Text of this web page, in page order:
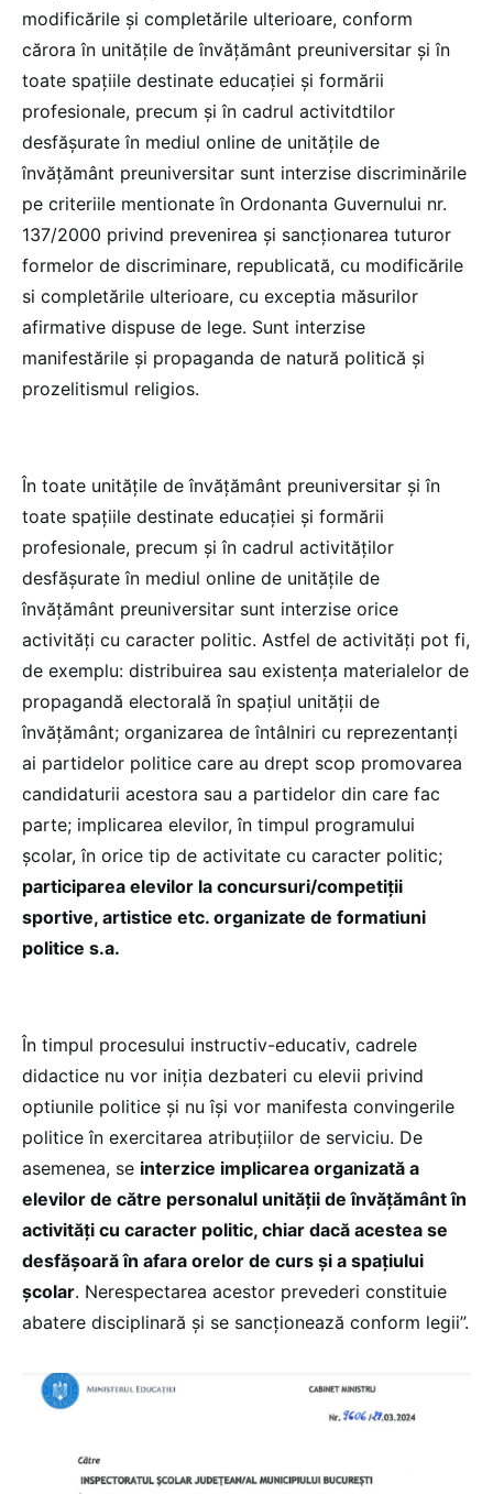
modificările și completările ulterioare, conform
cărora în unitățile de învăţământ preuniversitar și în
toate spațiile destinate educației şi formării
profesionale, precum şi în cadrul activitdtilor
desfăşurate în mediul online de unităţile de
învăţământ preuniversitar sunt interzise discriminările
pe criteriile mentionate în Ordonanta Guvernului nr.
137/2000 privind prevenirea și sancționarea tuturor
formelor de discriminare, republicată, cu modificările
si completările ulterioare, cu exceptia măsurilor
afirmative dispuse de lege. Sunt interzise
manifestările şi propaganda de natură politică şi
prozelitismul religios.
În toate unitățile de învăţământ preuniversitar şi în
toate spațiile destinate educaţiei şi formării
profesionale, precum şi în cadrul activităţilor
desfăşurate în mediul online de unităţile de
învăţământ preuniversitar sunt interzise orice
activități cu caracter politic. Astfel de activităţi pot fi,
de exemplu: distribuirea sau existența materialelor de
propagandă electorală în spațiul unității de
învățământ; organizarea de întâlniri cu reprezentanți
ai partidelor politice care au drept scop promovarea
candidaturii acestora sau a partidelor din care fac
parte; implicarea elevilor, în timpul programului
școlar, în orice tip de activitate cu caracter politic;
participarea elevilor la concursuri/competiții
sportive, artistice etc. organizate de formatiuni
politice s.a.
În timpul procesului instructiv-educativ, cadrele
didactice nu vor iniția dezbateri cu elevii privind
optiunile politice și nu își vor manifesta convingerile
politice în exercitarea atribuțiilor de serviciu. De
asemenea, se interzice implicarea organizată a
elevilor de către personalul unităţii de învăţământ în
activități cu caracter politic, chiar dacă acestea se
desfășoară în afara orelor de curs și a spațiului
școlar. Nerespectarea acestor prevederi constituie
abatere disciplinară și se sancționează conform legii”.